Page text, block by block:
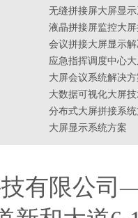
无缝拼接屏大屏显
液晶拼接屏监控大
会议拼接大屏显示
应急指挥调度中心
大屏会议系统解决
大数据可视化大屏
分布式大屏拼接系
大屏显示系统方案
有限公